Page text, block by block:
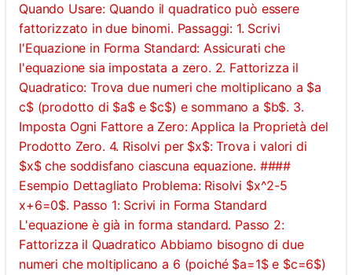
Quando Usare: Quando il quadratico può essere
fattorizzato in due binomi. Passaggi: 1. Scrivi
l'Equazione in Forma Standard: Assicurati che
l'equazione sia impostata a zero. 2. Fattorizza il
Quadratico: Trova due numeri che moltiplicano a $a
c$ (prodotto di $a$ e $c$) e sommano a $b$. 3.
Imposta Ogni Fattore a Zero: Applica la Proprietà del
Prodotto Zero. 4. Risolvi per $x$: Trova i valori di
$x$ che soddisfano ciascuna equazione. ####
Esempio Dettagliato Problema: Risolvi $x^2-5
x+6=0$. Passo 1: Scrivi in Forma Standard
L'equazione è già in forma standard. Passo 2:
Fattorizza il Quadratico Abbiamo bisogno di due
numeri che moltiplicano a 6 (poiché $a=1$ e $c=6$)